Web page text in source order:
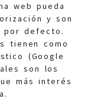
web pueda
y son
por defecto.
tienen como
(Google
son los
más interés